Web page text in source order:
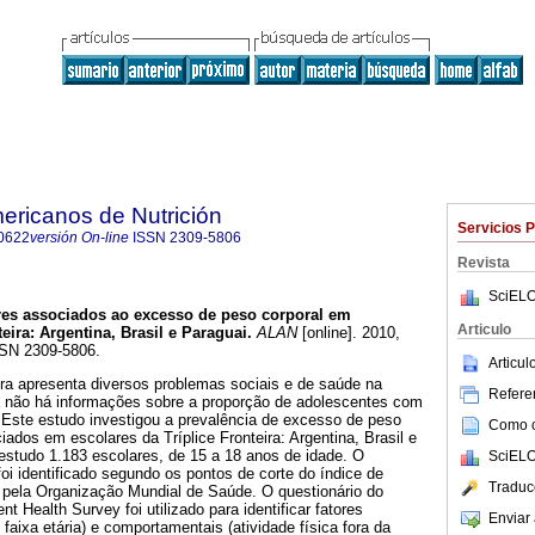
Servicios
Revista
Articulo
Como
Enviar
de Nutrición
versión On-line ISSN 2309-5806
associados ao excesso de peso corporal em
: Argentina, Brasil e Paraguai. ALAN[online]. 2010,
2309-5806.
apresenta diversos problemas sociais e de saúde na
há informações sobre a proporção de adolescentes com
estudo investigou a prevalência de excesso de peso
em escolares da Tríplice Fronteira: Argentina, Brasil e
1.183 escolares, de 15 a 18 anos de idade. O
identificado segundo os pontos de corte do índice de
Organização Mundial de Saúde. O questionário do
Health Survey foi utilizado para identificar fatores
etária) e comportamentais (atividade física fora da